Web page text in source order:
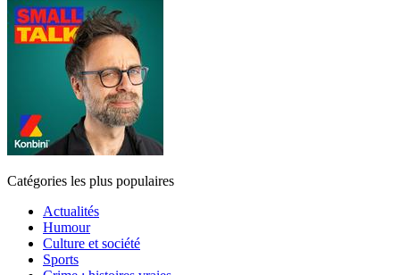
Catégories les plus populaires
Actualités
Humour
Culture et société
Sports